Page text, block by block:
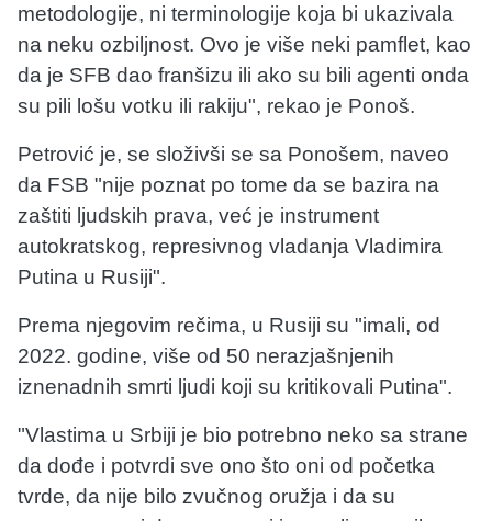
metodologije, ni terminologije koja bi ukazivala
na neku ozbiljnost. Ovo je više neki pamflet, kao
da je SFB dao franšizu ili ako su bili agenti onda
su pili lošu votku ili rakiju", rekao je Ponoš.
Petrović je, se složivši se sa Ponošem, naveo
da FSB "nije poznat po tome da se bazira na
zaštiti ljudskih prava, već je instrument
autokratskog, represivnog vladanja Vladimira
Putina u Rusiji".
Prema njegovim rečima, u Rusiji su "imali, od
2022. godine, više od 50 nerazjašnjenih
iznenadnih smrti ljudi koji su kritikovali Putina".
"Vlastima u Srbiji je bio potrebno neko sa strane
da dođe i potvrdi sve ono što oni od početka
tvrde, da nije bilo zvučnog oružja i da su